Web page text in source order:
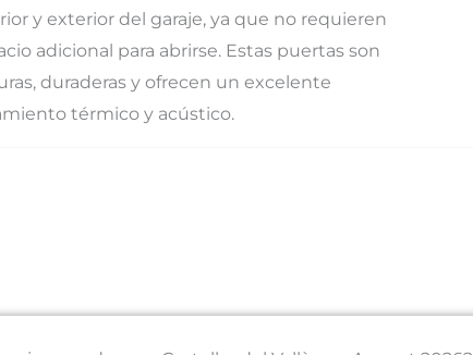
y exterior del garaje, ya que no requieren
adicional para abrirse. Estas puertas son
duraderas y ofrecen un excelente
térmico y acústico.